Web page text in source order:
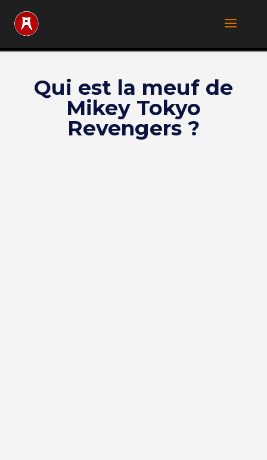
Qui est la meuf de
Mikey Tokyo
Revengers ?